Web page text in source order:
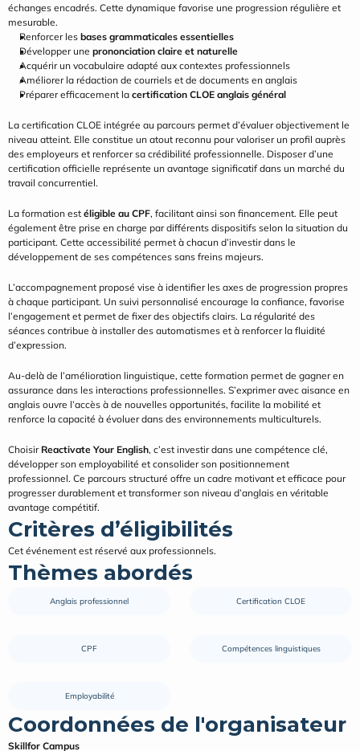
échanges encadrés. Cette dynamique favorise une progression régulière et
mesurable.
Renforcer les bases grammaticales essentielles
Développer une prononciation claire et naturelle
Acquérir un vocabulaire adapté aux contextes professionnels
Améliorer la rédaction de courriels et de documents en anglais
Préparer efficacement la certification CLOE anglais général
La certification CLOE intégrée au parcours permet d’évaluer objectivement le
niveau atteint. Elle constitue un atout reconnu pour valoriser un profil auprès
des employeurs et renforcer sa crédibilité professionnelle. Disposer d’une
certification officielle représente un avantage significatif dans un marché du
travail concurrentiel.
La formation est éligible au CPF, facilitant ainsi son financement. Elle peut
également être prise en charge par différents dispositifs selon la situation du
participant. Cette accessibilité permet à chacun d’investir dans le
développement de ses compétences sans freins majeurs.
L’accompagnement proposé vise à identifier les axes de progression propres
à chaque participant. Un suivi personnalisé encourage la confiance, favorise
l’engagement et permet de fixer des objectifs clairs. La régularité des
séances contribue à installer des automatismes et à renforcer la fluidité
d’expression.
Au-delà de l’amélioration linguistique, cette formation permet de gagner en
assurance dans les interactions professionnelles. S’exprimer avec aisance en
anglais ouvre l’accès à de nouvelles opportunités, facilite la mobilité et
renforce la capacité à évoluer dans des environnements multiculturels.
Choisir Reactivate Your English, c’est investir dans une compétence clé,
développer son employabilité et consolider son positionnement
professionnel. Ce parcours structuré offre un cadre motivant et efficace pour
progresser durablement et transformer son niveau d’anglais en véritable
avantage compétitif.
Critères d’éligibilités
Cet événement est réservé aux professionnels.
Thèmes abordés
Anglais professionnel Certification CLOE
CPF Compétences linguistiques
Employabilité
Coordonnées de l'organisateur
Skillfor Campus